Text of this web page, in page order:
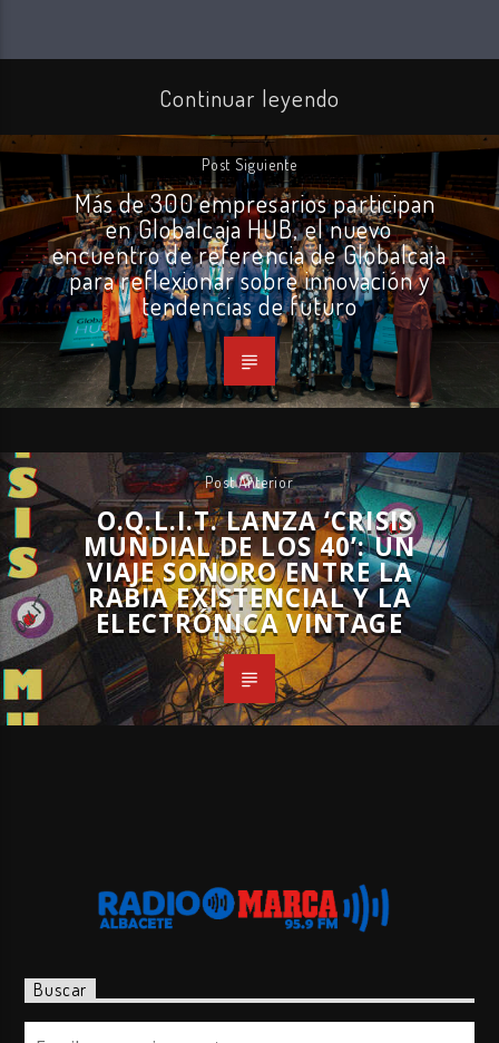
Continuar leyendo
Post Siguiente
Más de 300 empresarios participan
en Globalcaja HUB, el nuevo
encuentro de referencia de Globalcaja
para reflexionar sobre innovación y
tendencias de futuro
Post Anterior
O.Q.L.I.T. LANZA ‘CRISIS
MUNDIAL DE LOS 40’: UN
VIAJE SONORO ENTRE LA
RABIA EXISTENCIAL Y LA
ELECTRÓNICA VINTAGE
Buscar